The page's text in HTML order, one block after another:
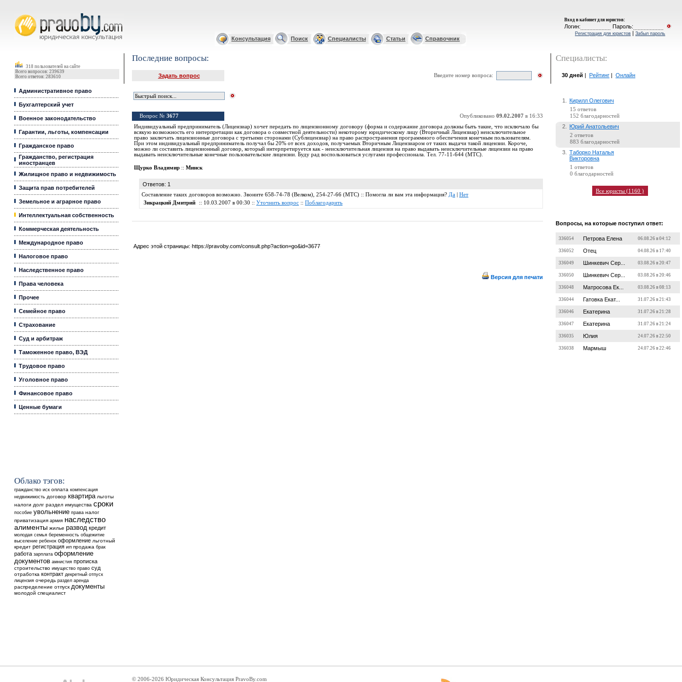
Вход в кабинет для юристов:
Логин: Пароль:
Регистрация для юристов | Забыл пароль
Консультация Поиск Специалисты Статьи Справочник
318 пользователей на сайте
Всего вопросов: 239639
Всего ответов: 283610
Административное право
Бухгалтерский учет
Военное законодательство
Гарантии, льготы, компенсации
Гражданское право
Гражданство, регистрация
иностранцев
Жилищное право и недвижимость
Защита прав потребителей
Земельное и аграрное право
Интеллектуальная собственность
Коммерческая деятельность
Международное право
Налоговое право
Наследственное право
Права человека
Прочее
Семейное право
Страхование
Суд и арбитраж
Таможенное право, ВЭД
Трудовое право
Уголовное право
Финансовое право
Ценные бумаги
Облако тэгов:
гражданство иск оплата компенсация
недвижимость договор квартира льготы
налоги долг раздел имущества сроки
пособие увольнение права налог
приватизация армия наследство
алименты жилье развод кредит
молодая семья беременность общежитие
выселение ребенок оформление льготный
кредит регистрация ип продажа брак
работа зарплата оформление
документов амнистия прописка
строительство имущество право суд
отработка контракт декретный отпуск
лицензия очередь раздел аренда
распределение отпуск документы
молодой специалист
Последние вопросы:
Задать вопрос Введите номер вопроса:
Вопрос № 3677 Опубликовано 09.02.2007 в 16:33
Индивидуальный предприниматель (Лицензиар) хочет передать по лицензионному договору (форма и содержание договора должны быть такие, что исключало бы
всякую возможность его интерпретации как договора о совместной деятельности) некоторому юридическому лицу (Вторичный Лицензиар) неисключительное
право заключать лицензионные договора с третьими сторонами (Сублицензиар) на право распространения программного обеспечения конечным пользователям.
При этом индивидуальный предприниматель получал бы 20% от всех доходов, получаемых Вторичным Лицензиаром от таких выдачи такой лицензии. Короче,
можно ли составить лицензионный договор, который интерпретируется как - неисключительная лицензия на право выдавать неисключительные лицензии на право
выдавать неисключительные конечные пользовательские лицензии. Буду рад воспользоваться услугами профессионала. Тел. 77-11-644 (МТС).
Щурко Владимир :: Минск
Ответов: 1
Составление таких договоров возможно. Звоните 658-74-78 (Велком), 254-27-66 (МТС) :: Помогла ли вам эта информация? Да
Нет
Зикрацкий Дмитрий
:: 10.03.2007 в 00:30 :: Уточнить вопрос :: Поблагодарить
Адрес этой страницы: https://pravoby.com/consult.php?action=go&id=3677
Версия для печати
Специалисты:
30 дней Рейтинг Онлайн
1. Кирилл Олегович
15 ответов
152 благодарностей
2. Юрий Анатольевич
2 ответов
883 благодарностей
3.
Таборко Наталья
Викторовна
1 ответов
0 благодарностей
Все юристы (1160 )
Вопросы, на которые поступил ответ:
336054 Петрова Елена 06.08.26 в 04:12
336052 Отец 04.08.26 в 17:40
336049 Шинкевич Сер... 03.08.26 в 20:47
336050 Шинкевич Сер... 03.08.26 в 20:46
336048 Матросова Ек... 03.08.26 в 08:13
336044 Гатовка Екат... 31.07.26 в 21:43
336046 Екатерина 31.07.26 в 21:28
336047 Екатерина 31.07.26 в 21:24
336035 Юлия 24.07.26 в 22:50
336038 Мармыш 24.07.26 в 22:46
© 2006-2026 Юридическая Консультация PravoBy.com